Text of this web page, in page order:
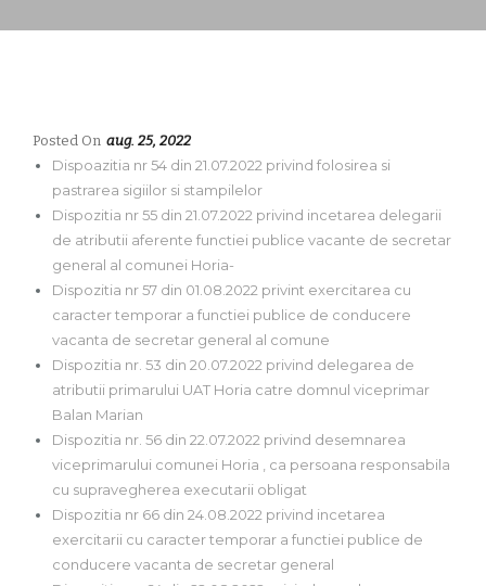
Posted On aug. 25, 2022
Dispoazitia nr 54 din 21.07.2022 privind folosirea si
pastrarea sigiilor si stampilelor
Dispozitia nr 55 din 21.07.2022 privind incetarea delegarii
de atributii aferente functiei publice vacante de secretar
general al comunei Horia-
Dispozitia nr 57 din 01.08.2022 privint exercitarea cu
caracter temporar a functiei publice de conducere
vacanta de secretar general al comune
Dispozitia nr. 53 din 20.07.2022 privind delegarea de
atributii primarului UAT Horia catre domnul viceprimar
Balan Marian
Dispozitia nr. 56 din 22.07.2022 privind desemnarea
viceprimarului comunei Horia , ca persoana responsabila
cu supravegherea executarii obligat
Dispozitia nr 66 din 24.08.2022 privind incetarea
exercitarii cu caracter temporar a functiei publice de
conducere vacanta de secretar general